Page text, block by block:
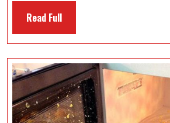
đậm
đà
đưa
cơm,
mà
giá
cực
rẻ
Read FullRead
Full